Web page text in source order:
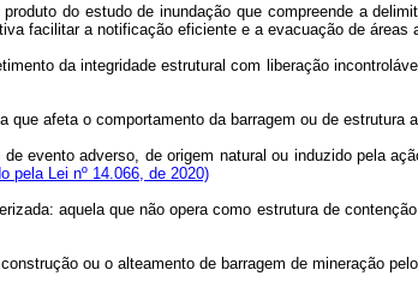
do estudo de inundação que compreende a
facilitar a notificação eficiente e a evacuação de
da integridade estrutural com liberação
que afeta o comportamento da barragem ou de
evento adverso, de origem natural ou induzido pela
pela Lei nº 14.066, de 2020)
aquela que não opera como estrutura de
ou o alteamento de barragem de mineração